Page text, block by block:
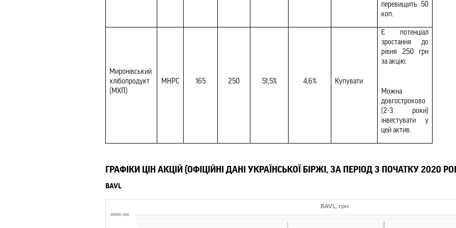
перевищить 50
коп.
Миронівський
хлібопродукт
(МХП)
MHPC 165 250 51,5% 4,6% Купувати
Є потенціал
зростання до
рівня 250 грн
за акцію.
Можна
довгостроково
(2-3 роки)
інвестувати у
цей актив.
ГРАФІКИ ЦІН АКЦІЙ (ОФІЦІЙНІ ДАНІ УКРАЇНСЬКОЇ БІРЖІ, ЗА ПЕРІОД З ПОЧАТКУ 2020
BAVL